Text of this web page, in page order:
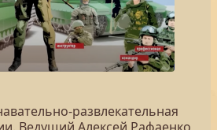
развлекательная